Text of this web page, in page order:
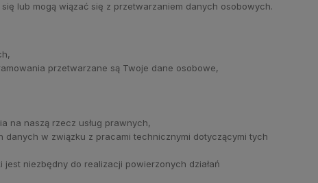
lub mogą wiązać się z przetwarzaniem danych osobowych.
przetwarzane są Twoje dane osobowe,
na naszą rzecz usług prawnych,
danych w związku z pracami technicznymi dotyczącymi tych
niezbędny do realizacji powierzonych działań